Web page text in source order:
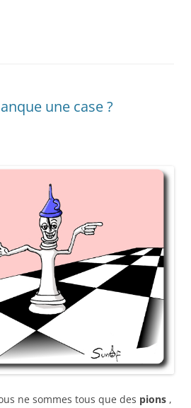
une case ?
ne sommes tous que des pions ,